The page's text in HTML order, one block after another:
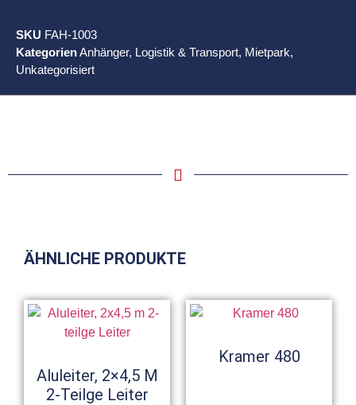
SKU FAH-1003
KategorienAnhänger, Logistik & Transport, Mietpark,
Unkategorisiert
ÄHNLICHE PRODUKTE
Aluleiter, 2×4,5 M
2-Teilge Leiter
Kramer 480